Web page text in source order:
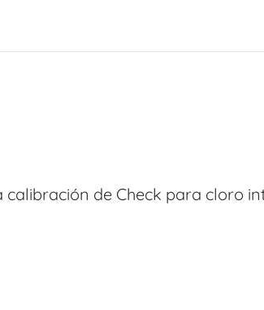
de Check para cloro